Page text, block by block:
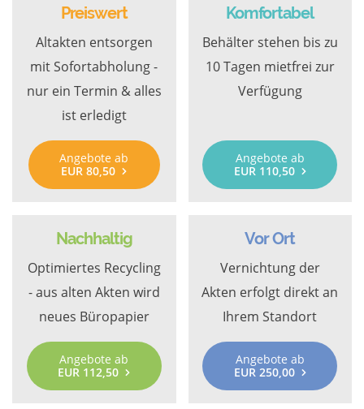
Preiswert
Altakten entsorgen
mit Sofortabholung -
nur ein Termin & alles
ist erledigt
Angebote ab
EUR 80,50
Komfortabel
Behälter stehen bis zu
10 Tagen mietfrei zur
Verfügung
Angebote ab
EUR 110,50
Nachhaltig
Optimiertes Recycling
- aus alten Akten wird
neues Büropapier
Angebote ab
EUR 112,50
Vor Ort
Vernichtung der
Akten erfolgt direkt an
Ihrem Standort
Angebote ab
EUR 250,00